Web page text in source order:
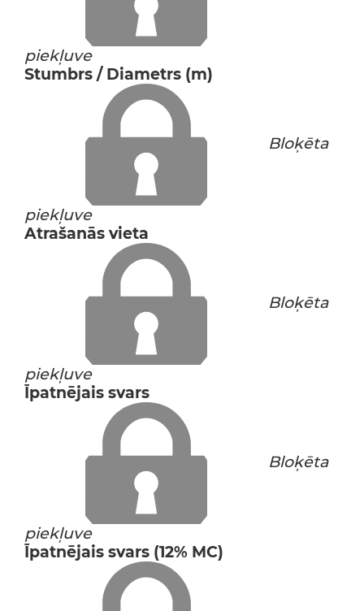
piekļuve
Stumbrs / Diametrs (m)
Bloķēta
piekļuve
Atrašanās vieta
Bloķēta
piekļuve
Īpatnējais svars
Bloķēta
piekļuve
Īpatnējais svars (12% MC)